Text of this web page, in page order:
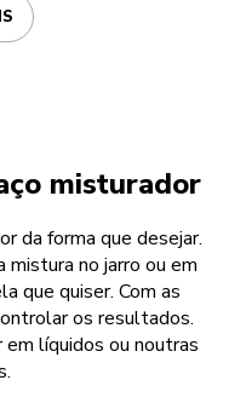
misturador
da forma que desejar.
no jarro ou em
que quiser. Com as
os resultados.
líquidos ou noutras